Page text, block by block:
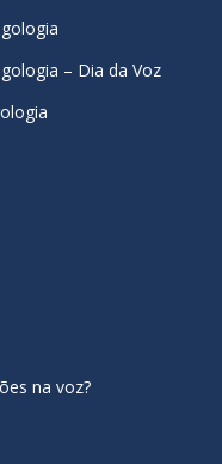
– Dia da Voz
na voz?